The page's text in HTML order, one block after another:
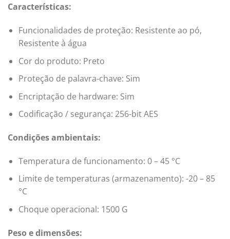
Características:
Funcionalidades de proteção: Resistente ao pó,
Resistente à água
Cor do produto: Preto
Proteção de palavra-chave: Sim
Encriptação de hardware: Sim
Codificação / segurança: 256-bit AES
Condições ambientais:
Temperatura de funcionamento: 0 – 45 °C
Limite de temperaturas (armazenamento): -20 – 85
°C
Choque operacional: 1500 G
Peso e dimensões: